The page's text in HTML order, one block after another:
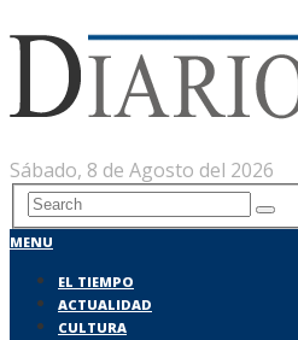
Sábado, 8 de Agosto del 2026
MENU
EL TIEMPO
ACTUALIDAD
CULTURA